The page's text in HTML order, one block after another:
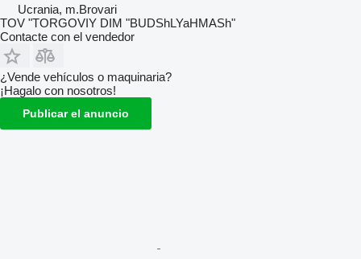
Ucrania, m.Brovari
TOV "TORGOVIY DIM "BUDShLYaHMASh"
Contacte con el vendedor
¿Vende vehículos o maquinaria?
¡Hagalo con nosotros!
Publicar el anuncio